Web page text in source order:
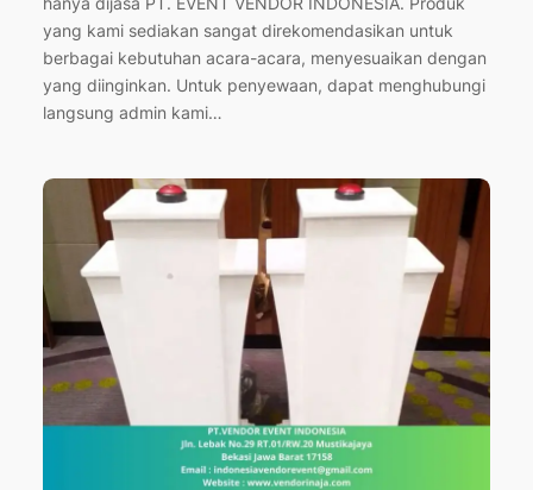
yang kami sediakan sangat direkomendasikan untuk
berbagai kebutuhan acara-acara, menyesuaikan dengan
yang diinginkan. Untuk penyewaan, dapat menghubungi
langsung admin kami…